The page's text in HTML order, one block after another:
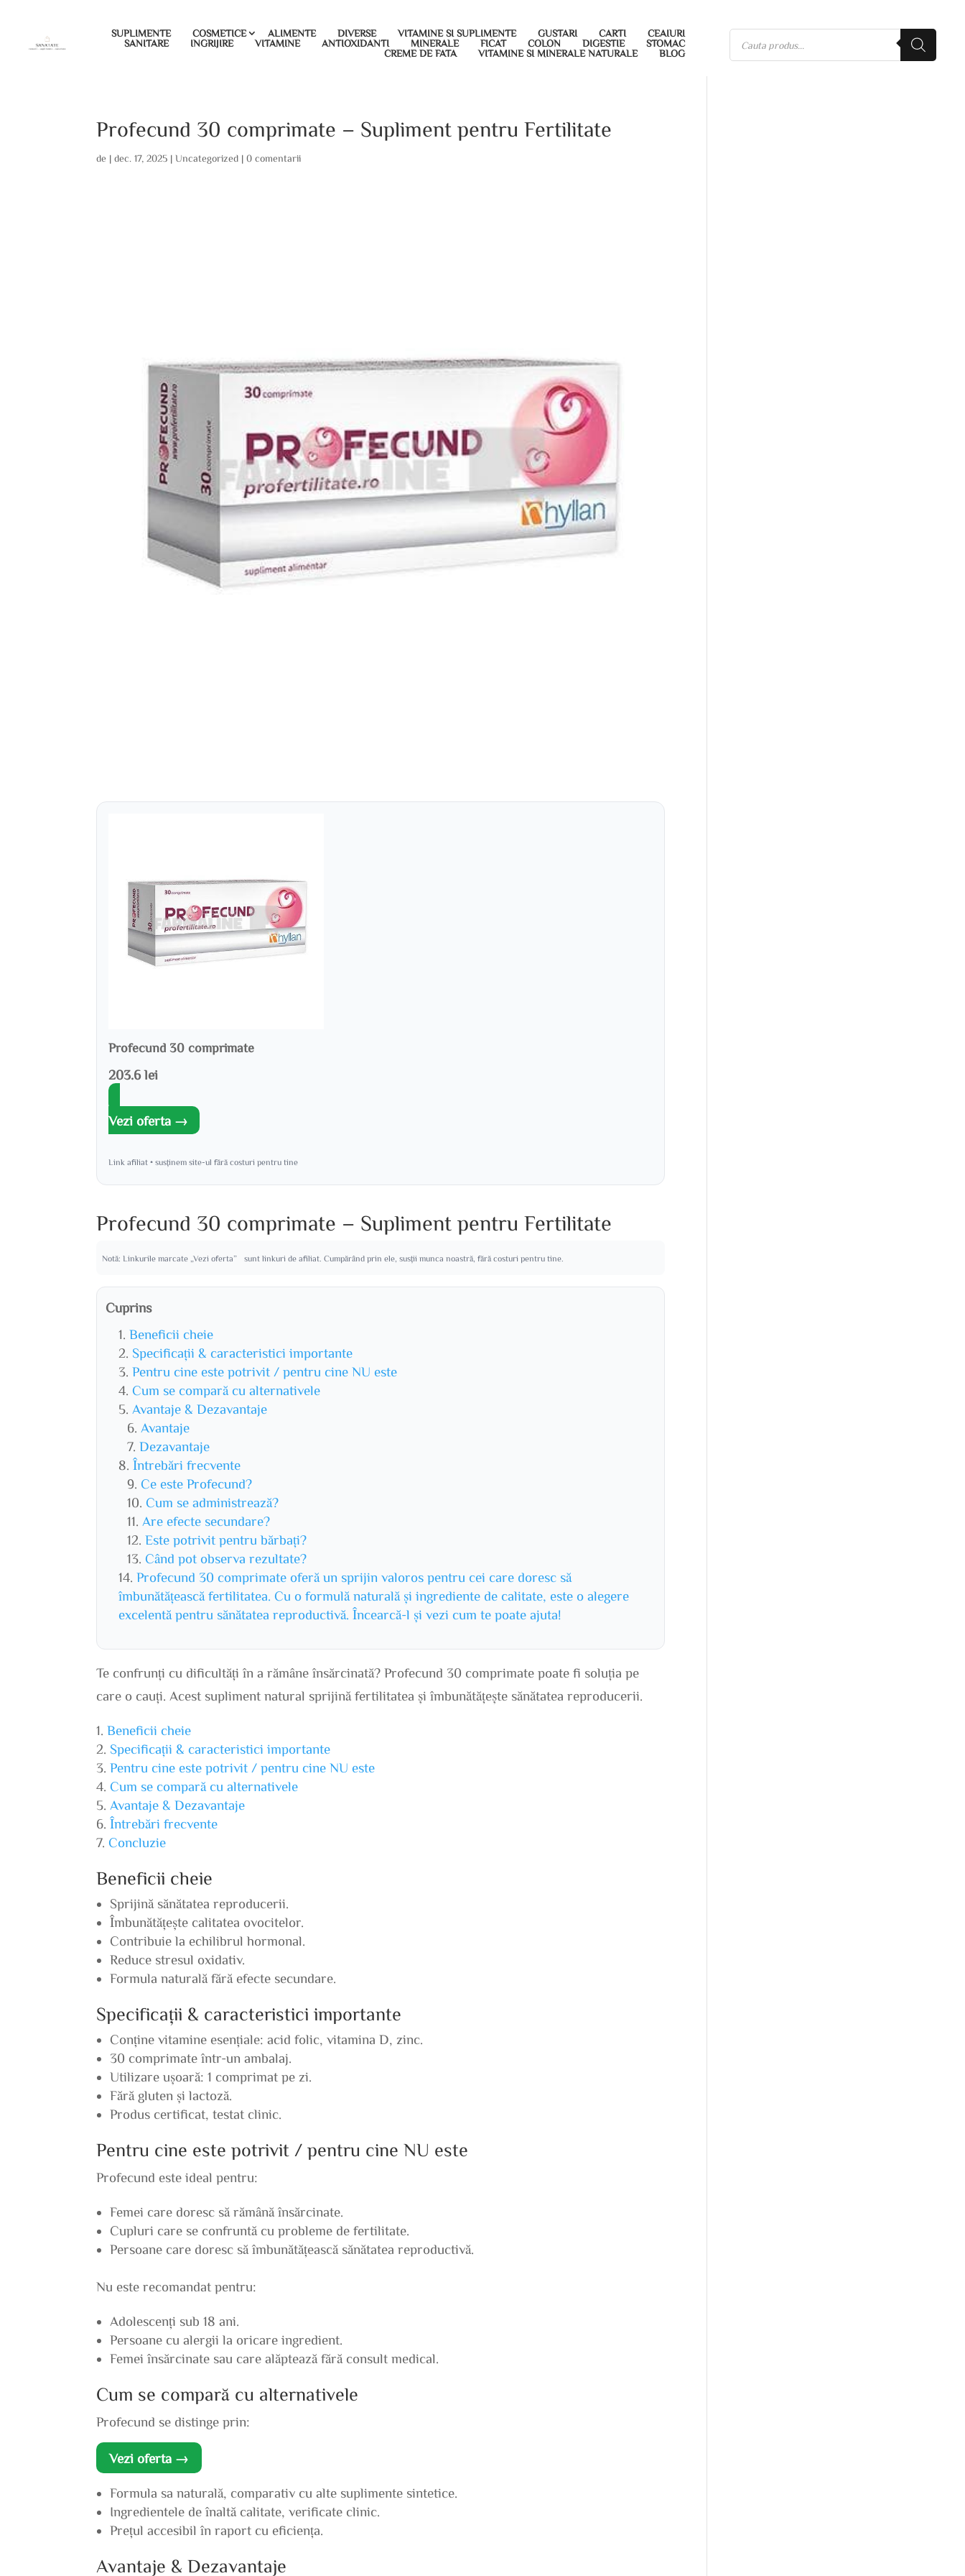
SUPLIMENTE COSMETICE ALIMENTE DIVERSE VITAMINE SI SUPLIMENTE GUSTARI CARTI
CEAIURI
SANITARE
INGRIJIRE VITAMINE ANTIOXIDANTI MINERALE FICAT COLON DIGESTIE
STOMAC
CREME DE FATA
VITAMINE SI MINERALE NATURALE BLOG
Profecund 30 comprimate – Supliment pentru Fertilitate
de |dec. 17, 2025 |Uncategorized |0 comentarii
Profecund 30 comprimate
203.6 lei
Vezi oferta →
Link afiliat • susținem site-ul fără costuri pentru tine
Profecund 30 comprimate – Supliment pentru Fertilitate
Notă: Linkurile marcate „Vezi oferta” sunt linkuri de afiliat. Cumpărând prin ele, susții munca noastră, fără costuri pentru tine.
Cuprins
Beneficii cheie
Specificații & caracteristici importante
Pentru cine este potrivit / pentru cine NU este
Cum se compară cu alternativele
Avantaje & Dezavantaje
Avantaje
Dezavantaje
Întrebări frecvente
Ce este Profecund?
Cum se administrează?
Are efecte secundare?
Este potrivit pentru bărbați?
Când pot observa rezultate?
Profecund 30 comprimate oferă un sprijin valoros pentru cei care doresc să
îmbunătățească fertilitatea. Cu o formulă naturală și ingrediente de calitate, este o alegere
excelentă pentru sănătatea reproductivă. Încearcă-l și vezi cum te poate ajuta!
Te confrunți cu dificultăți în a rămâne însărcinată? Profecund 30 comprimate poate fi soluția pe
care o cauți. Acest supliment natural sprijină fertilitatea și îmbunătățește sănătatea reproducerii.
Beneficii cheie
Specificații & caracteristici importante
Pentru cine este potrivit / pentru cine NU este
Cum se compară cu alternativele
Avantaje & Dezavantaje
Întrebări frecvente
Concluzie
Beneficii cheie
Sprijină sănătatea reproducerii.
Îmbunătățește calitatea ovocitelor.
Contribuie la echilibrul hormonal.
Reduce stresul oxidativ.
Formula naturală fără efecte secundare.
Specificații & caracteristici importante
Conține vitamine esențiale: acid folic, vitamina D, zinc.
30 comprimate într-un ambalaj.
Utilizare ușoară: 1 comprimat pe zi.
Fără gluten și lactoză.
Produs certificat, testat clinic.
Pentru cine este potrivit / pentru cine NU este
Profecund este ideal pentru:
Femei care doresc să rămână însărcinate.
Cupluri care se confruntă cu probleme de fertilitate.
Persoane care doresc să îmbunătățească sănătatea reproductivă.
Nu este recomandat pentru:
Adolescenți sub 18 ani.
Persoane cu alergii la oricare ingredient.
Femei însărcinate sau care alăptează fără consult medical.
Cum se compară cu alternativele
Profecund se distinge prin:
Vezi oferta →
Formula sa naturală, comparativ cu alte suplimente sintetice.
Ingredientele de înaltă calitate, verificate clinic.
Prețul accesibil în raport cu eficiența.
Avantaje & Dezavantaje